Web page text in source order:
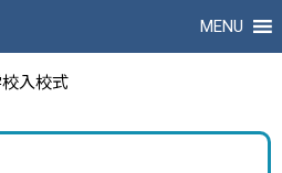
MENU
入校式